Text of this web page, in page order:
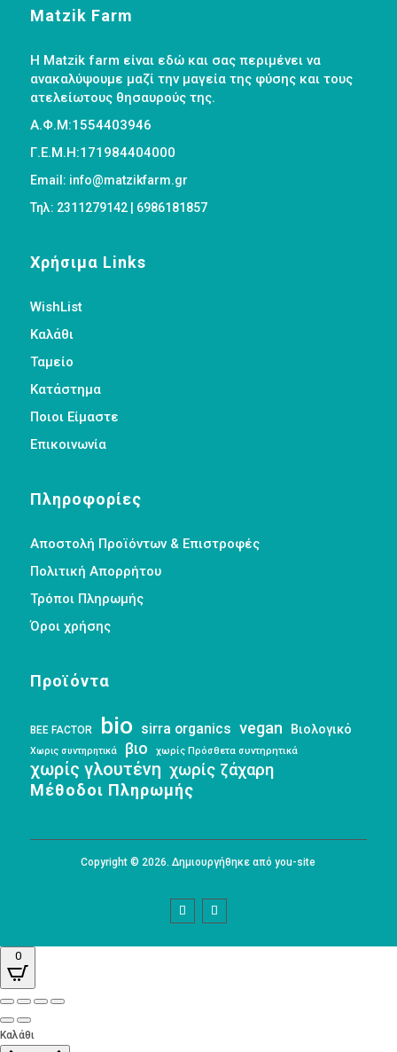
Matzik Farm
Η Matzik farm είναι εδώ και σας περιμένει να
ανακαλύψουμε μαζί την μαγεία της φύσης και τους
ατελείωτους θησαυρούς της.
Α.Φ.Μ:1554403946
Γ.Ε.Μ.Η:171984404000
Email: info@matzikfarm.gr
Τηλ: 2311279142 | 6986181857
Χρήσιμα Links
WishList
Καλάθι
Ταμείο
Κατάστημα
Ποιοι Είμαστε
Επικοινωνία
Πληροφορίες
Αποστολή Προϊόντων & Επιστροφές
Πολιτική Απορρήτου
Τρόποι Πληρωμής
Όροι χρήσης
Προϊόντα
BEE FACTOR bio sirra organics vegan Βιολογικό
Χωρις συντηρητικά βιο χωρίς Πρόσθετα συντηρητικά
χωρίς γλουτένη χωρίς ζάχαρη
Μέθοδοι Πληρωμής
Copyright © 2026. Δημιουργήθηκε από you-site
0
Καλάθι